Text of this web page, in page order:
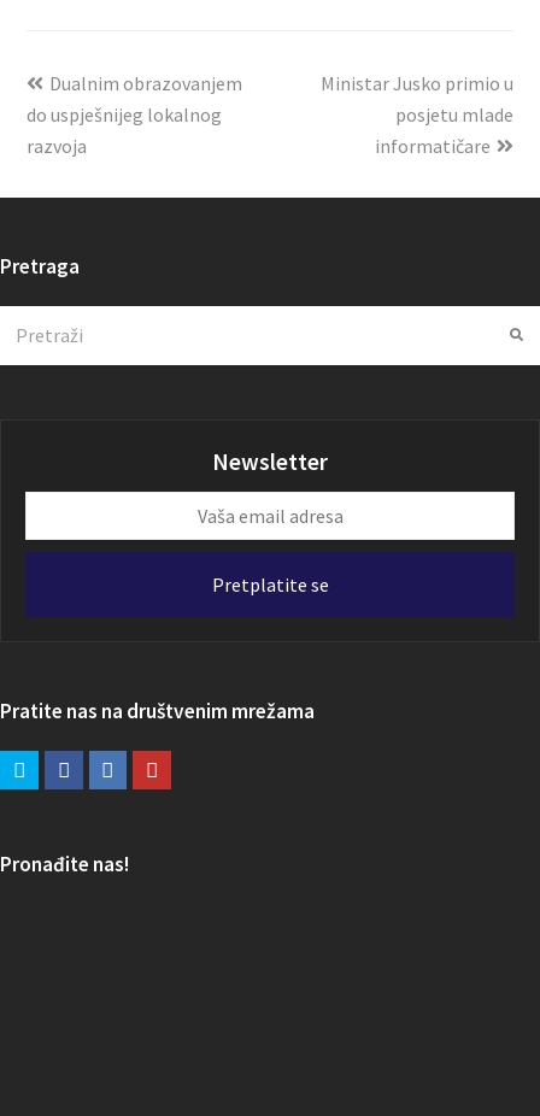
Dualnim obrazovanjem
do uspješnijeg lokalnog
razvoja
Ministar Jusko primio u
posjetu mlade
informatičare
Pretraga
Newsletter
email
Pretplatite se
Pratite nas na društvenim mrežama
Pronađite nas!